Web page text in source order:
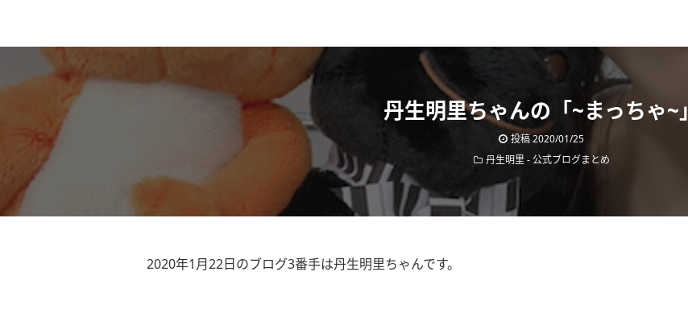
丹生明里ちゃんの「~まっちゃ~」
投稿2020/01/25
丹生明里 -公式ブログまとめ
2020年1月22日のブログ3番手は丹生明里ちゃんです。